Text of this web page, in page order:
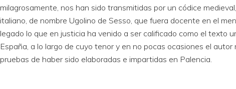
milagrosamente, nos han sido transmitidas por un códice
italiano, de nombre Ugolino de Sesso, que fuera docente en el
legado lo que en justicia ha venido a ser calificado como el texto
España, a lo largo de cuyo tenor y en no pocas ocasiones el
pruebas de haber sido elaboradas e impartidas en Palencia.